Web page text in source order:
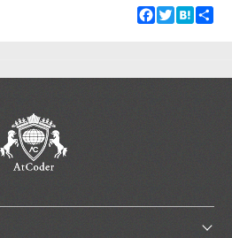
Facebook
TwitterHatena